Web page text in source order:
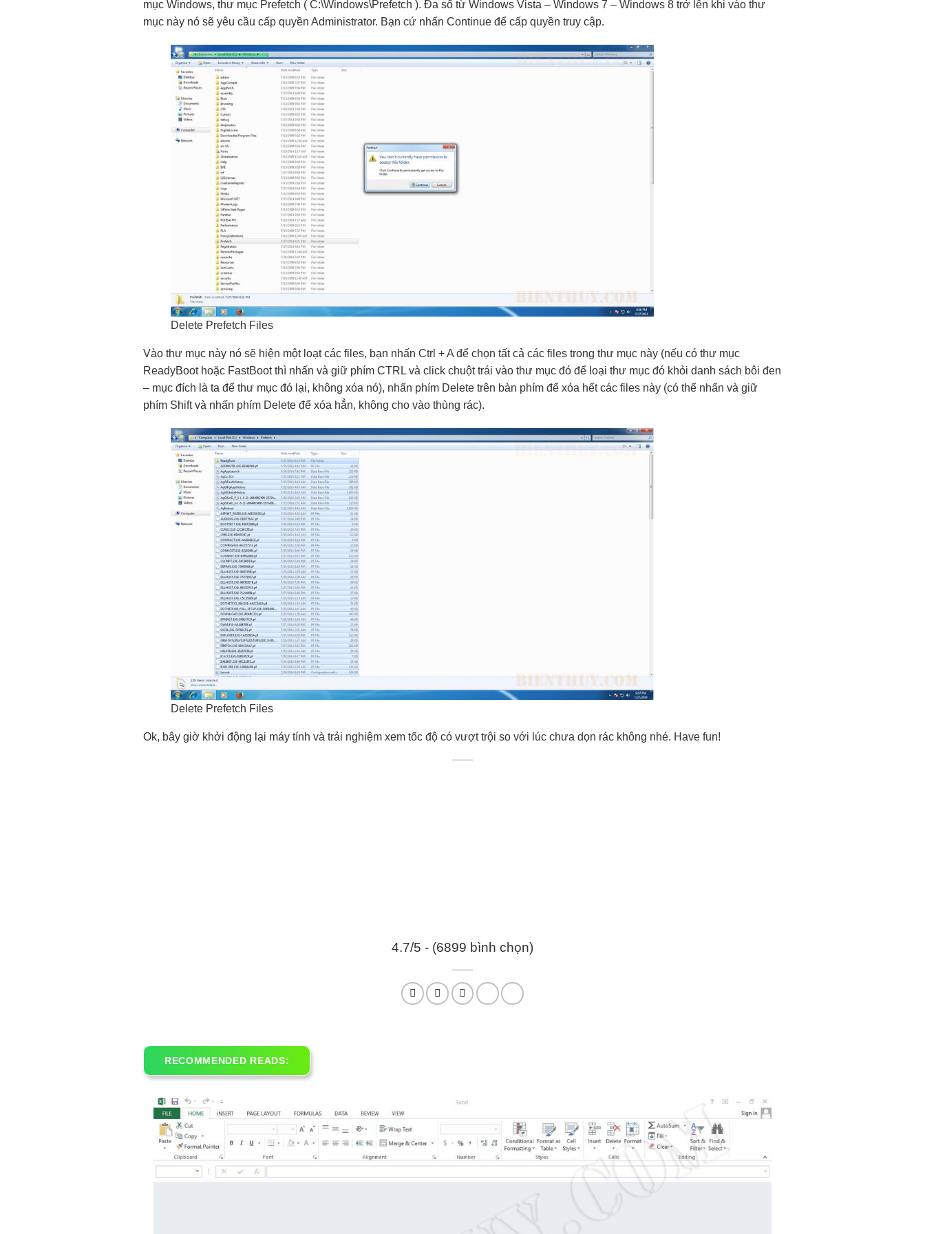
mục Windows, thư mục Prefetch ( C:\Windows\Prefetch ). Đa số từ Windows Vista – Windows 7 – Windows 8 trở lên khi vào thư
mục này nó sẽ yêu cầu cấp quyền Administrator. Bạn cứ nhấn Continue để cấp quyền truy cập.
Delete Prefetch Files
Vào thư mục này nó sẽ hiện một loạt các files, bạn nhấn Ctrl + A để chọn tất cả các files trong thư mục này (nếu có thư mục
ReadyBoot hoặc FastBoot thì nhấn và giữ phím CTRL và click chuột trái vào thư mục đó để loại thư mục đó khỏi danh sách bôi đen
– mục đích là ta để thư mục đó lại, không xóa nó), nhấn phím Delete trên bàn phím để xóa hết các files này (có thể nhấn và giữ
phím Shift và nhấn phím Delete để xóa hẳn, không cho vào thùng rác).
Delete Prefetch Files
Ok, bây giờ khởi động lại máy tính và trải nghiệm xem tốc độ có vượt trội so với lúc chưa dọn rác không nhé. Have fun!
4.7/5 - (6899 bình chọn)
RECOMMENDED READS: